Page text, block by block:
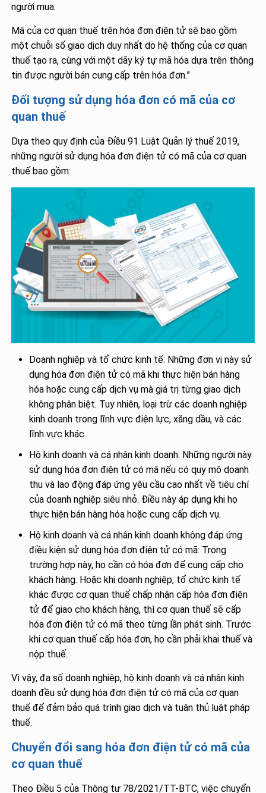
người mua.
Mã của cơ quan thuế trên hóa đơn điện tử sẽ bao gồm
một chuỗi số giao dịch duy nhất do hệ thống của cơ quan
thuế tạo ra, cùng với một dãy ký tự mã hóa dựa trên thông
tin được người bán cung cấp trên hóa đơn.”
Đối tượng sử dụng hóa đơn có mã của cơ
quan thuế
Dựa theo quy định của Điều 91 Luật Quản lý thuế 2019,
những người sử dụng hóa đơn điện tử có mã của cơ quan
thuế bao gồm:
Doanh nghiệp và tổ chức kinh tế: Những đơn vị này sử
dụng hóa đơn điện tử có mã khi thực hiện bán hàng
hóa hoặc cung cấp dịch vụ mà giá trị từng giao dịch
không phân biệt. Tuy nhiên, loại trừ các doanh nghiệp
kinh doanh trong lĩnh vực điện lực, xăng dầu, và các
lĩnh vực khác.
Hộ kinh doanh và cá nhân kinh doanh: Những người này
sử dụng hóa đơn điện tử có mã nếu có quy mô doanh
thu và lao động đáp ứng yêu cầu cao nhất về tiêu chí
của doanh nghiệp siêu nhỏ. Điều này áp dụng khi họ
thực hiện bán hàng hóa hoặc cung cấp dịch vụ.
Hộ kinh doanh và cá nhân kinh doanh không đáp ứng
điều kiện sử dụng hóa đơn điện tử có mã: Trong
trường hợp này, họ cần có hóa đơn để cung cấp cho
khách hàng. Hoặc khi doanh nghiệp, tổ chức kinh tế
khác được cơ quan thuế chấp nhận cấp hóa đơn điện
tử để giao cho khách hàng, thì cơ quan thuế sẽ cấp
hóa đơn điện tử có mã theo từng lần phát sinh. Trước
khi cơ quan thuế cấp hóa đơn, họ cần phải khai thuế và
nộp thuế.
Vì vậy, đa số doanh nghiệp, hộ kinh doanh và cá nhân kinh
doanh đều sử dụng hóa đơn điện tử có mã của cơ quan
thuế để đảm bảo quá trình giao dịch và tuân thủ luật pháp
thuế.
Chuyển đổi sang hóa đơn điện tử có mã của
cơ quan thuế
Theo Điều 5 của Thông tư 78/2021/TT-BTC, việc chuyển